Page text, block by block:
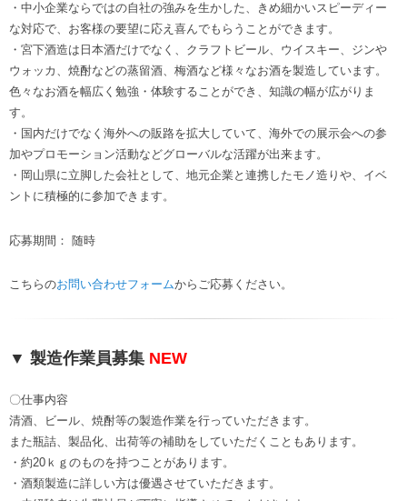
・中小企業ならではの自社の強みを生かした、きめ細かいスピーディー
な対応で、お客様の要望に応え喜んでもらうことができます。
・宮下酒造は日本酒だけでなく、クラフトビール、ウイスキー、ジンや
ウォッカ、焼酎などの蒸留酒、梅酒など様々なお酒を製造しています。
色々なお酒を幅広く勉強・体験することができ、知識の幅が広がりま
す。
・国内だけでなく海外への販路を拡大していて、海外での展示会への参
加やプロモーション活動などグローバルな活躍が出来ます。
・岡山県に立脚した会社として、地元企業と連携したモノ造りや、イベ
ントに積極的に参加できます。
応募期間： 随時
こちらのお問い合わせフォームからご応募ください。
▼ 製造作業員募集 NEW
〇仕事内容
清酒、ビール、焼酎等の製造作業を行っていただきます。
また瓶詰、製品化、出荷等の補助をしていただくこともあります。
・約20ｋｇのものを持つことがあります。
・酒類製造に詳しい方は優遇させていただきます。